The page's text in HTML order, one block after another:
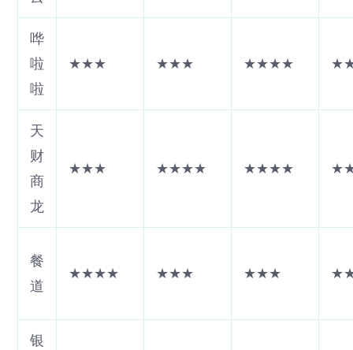
哗
啦
啦
★★★ ★★★ ★★★★
天
财
商
龙
★★★ ★★★★ ★★★★
餐
道
★★★★ ★★★ ★★★
银